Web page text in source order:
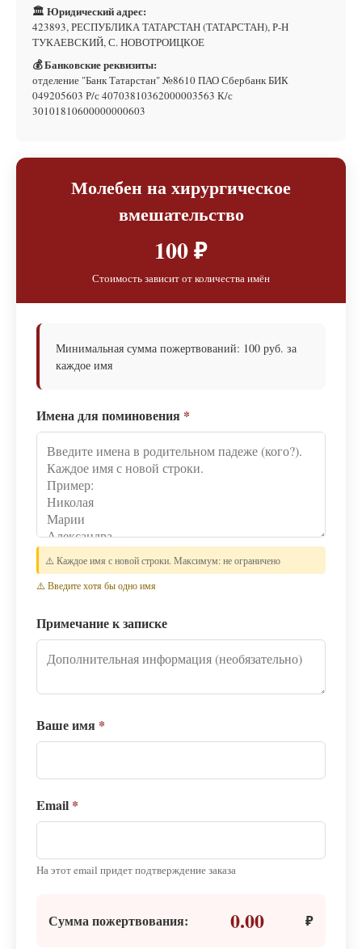
🏛 Юридический адрес:
423893, РЕСПУБЛИКА ТАТАРСТАН (ТАТАРСТАН), Р-Н
ТУКАЕВСКИЙ, С. НОВОТРОИЦКОЕ
💰 Банковские реквизиты:
отделение "Банк Татарстан" №8610 ПАО Сбербанк БИК
049205603 Р/с 40703810362000003563 К/с
30101810600000000603
Молебен на хирургическое
вмешательство
100 ₽
Стоимость зависит от количества имён
Минимальная сумма пожертвований: 100 руб. за
каждое имя
Имена для поминовения *
⚠️ Каждое имя с новой строки. Максимум: не ограничено
⚠️ Введите хотя бы одно имя
Примечание к записке
Ваше имя *
Email *
На этот email придет подтверждение заказа
Сумма пожертвования: 0.00 ₽